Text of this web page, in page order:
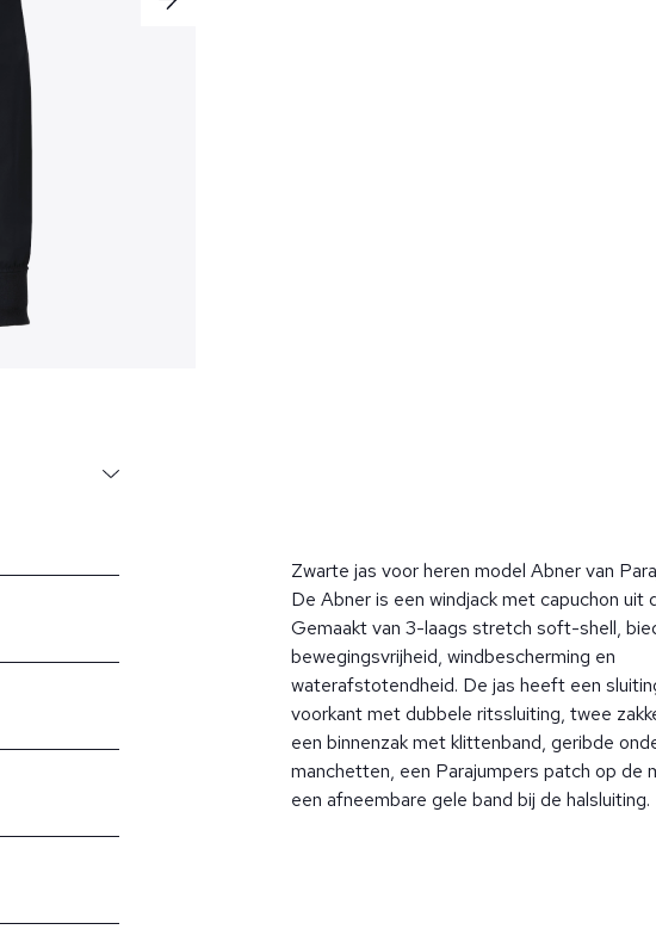
Zwarte jas voor heren model Abner van
De Abner is een windjack met capuchon uit
Gemaakt van 3-laags stretch soft-shell,
bewegingsvrijheid, windbescherming en
waterafstotendheid. De jas heeft een
voorkant met dubbele ritssluiting, twee
een binnenzak met klittenband, geribde
manchetten, een Parajumpers patch op de
een afneembare gele band bij de halsluiting.